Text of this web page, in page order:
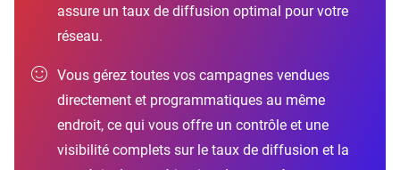
assure un taux de diffusion optimal pour votre
réseau.
Vous gérez toutes vos campagnes vendues
directement et programmatiques au même
endroit, ce qui vous offre un contrôle et une
visibilité complets sur le taux de diffusion et la